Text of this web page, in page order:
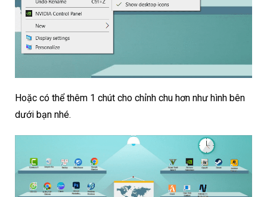
Hoặc có thể thêm 1 chút cho chỉnh chu hơn như hình bên
dưới bạn nhé.